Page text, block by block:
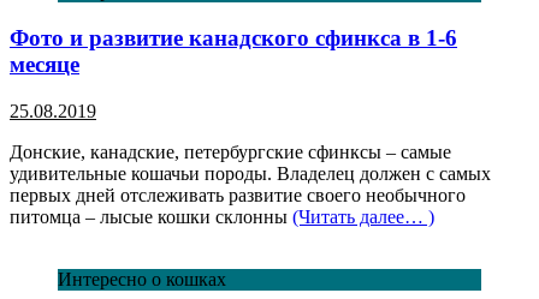
Фото и развитие канадского сфинкса в 1-6
месяце
25.08.2019
Донские, канадские, петербургские сфинксы – самые
удивительные кошачьи породы. Владелец должен с самых
первых дней отслеживать развитие своего необычного
питомца – лысые кошки склонны (Читать далее… )
Интересно о кошках